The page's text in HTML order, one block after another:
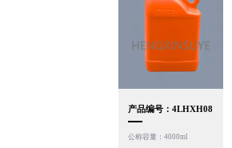
产品编号：4LHXH08
公称容量：4000ml